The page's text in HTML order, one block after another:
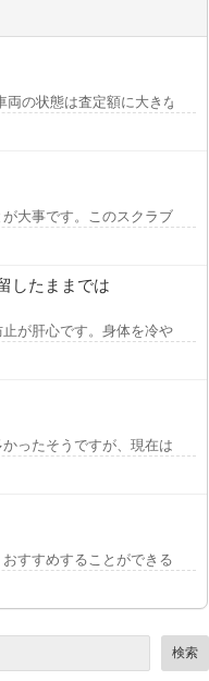
の状態は査定額に大きな影
大事です。このスクラブ洗顔
したままでは
が肝心です。身体を冷やしや
ったそうですが、現在はネコ
すすめすることができる副業
検索